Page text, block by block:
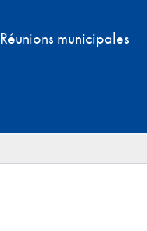
Réunions municipales